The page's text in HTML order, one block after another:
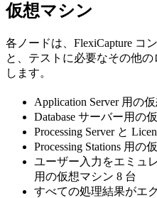
仮想マシン
各ノードは、FlexiCapture コ
と、テストに必要なその他
します。
Application Server 用の
Database サーバー用の
Processing Server と
Processing Stations 用の
ユーザー入力をエミュ
用の仮想マシン 8 台
すべての処理結果がエ